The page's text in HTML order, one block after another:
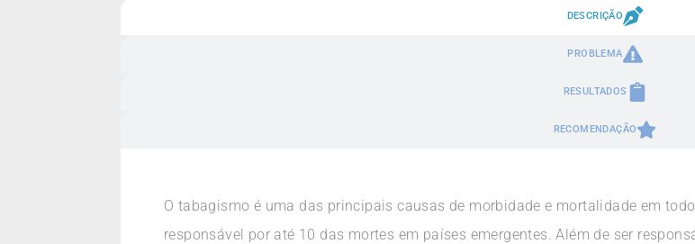
DESCRIÇÃO
PROBLEMA
RESULTADOS
RECOMENDAÇÃO
O tabagismo é uma das principais causas de morbidade e mortalidade em
responsável por até 10 das mortes em países emergentes. Além de ser